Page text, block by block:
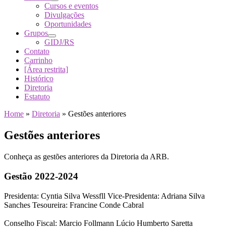
Cursos e eventos
Divulgações
Oportunidades
Grupos
GIDJ/RS
Contato
Carrinho
[Área restrita]
Histórico
Diretoria
Estatuto
Home » Diretoria » Gestões anteriores
Gestões anteriores
Conheça as gestões anteriores da Diretoria da ARB.
Gestão 2022-2024
Presidenta: Cyntia Silva Wessfll Vice-Presidenta: Adriana Silva
Sanches Tesoureira: Francine Conde Cabral
Conselho Fiscal: Marcio Follmann Lúcio Humberto Saretta